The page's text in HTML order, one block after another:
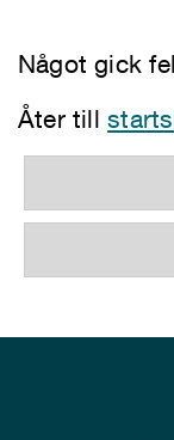
Något gick
Åter till